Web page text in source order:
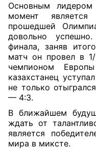
Основным
момент
прошедшей
довольно
финала, заняв
матч он провел в
чемпионом
казахстанец
не только
— 4:3.
В ближайшем
ждать от
является
мира в миксте.